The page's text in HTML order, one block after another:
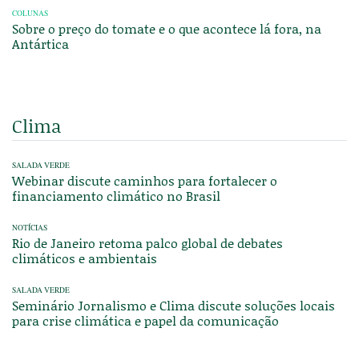
COLUNAS
Sobre o preço do tomate e o que acontece lá fora, na
Antártica
Clima
SALADA VERDE
Webinar discute caminhos para fortalecer o
financiamento climático no Brasil
NOTÍCIAS
Rio de Janeiro retoma palco global de debates
climáticos e ambientais
SALADA VERDE
Seminário Jornalismo e Clima discute soluções locais
para crise climática e papel da comunicação